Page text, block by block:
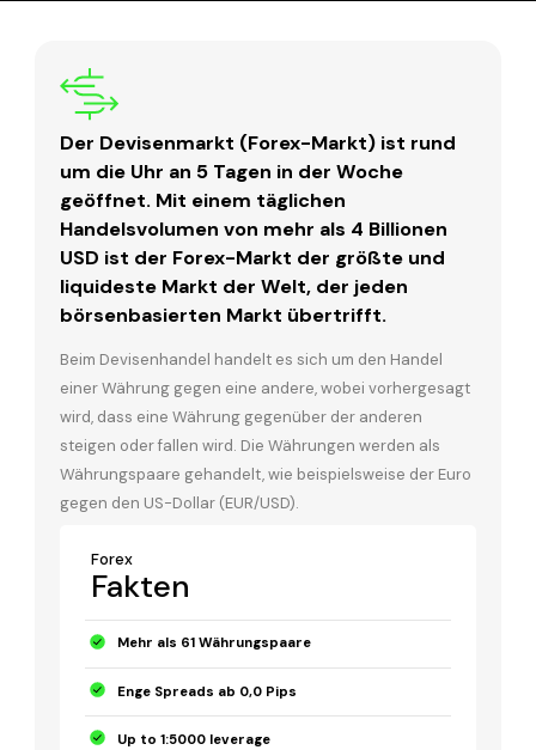
Der Devisenmarkt (Forex-Markt) ist rund
um die Uhr an 5 Tagen in der Woche
geöffnet. Mit einem täglichen
Handelsvolumen von mehr als 4 Billionen
USD ist der Forex-Markt der größte und
liquideste Markt der Welt, der jeden
börsenbasierten Markt übertrifft.
Beim Devisenhandel handelt es sich um den Handel
einer Währung gegen eine andere, wobei vorhergesagt
wird, dass eine Währung gegenüber der anderen
steigen oder fallen wird. Die Währungen werden als
Währungspaare gehandelt, wie beispielsweise der Euro
gegen den US-Dollar (EUR/USD).
Forex
Fakten
Mehr als 61 Währungspaare
Enge Spreads ab 0,0 Pips
Up to 1:5000 leverage